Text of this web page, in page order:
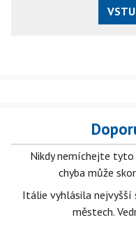
Nikdy nemíchejte
chyba může
Itálie vyhlásila nejvyšší
městech.